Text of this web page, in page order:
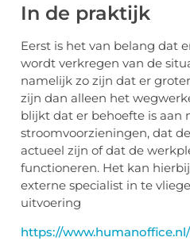
In de praktijk
Eerst is het van belang dat
wordt verkregen van de
namelijk zo zijn dat er
zijn dan alleen het
blijkt dat er behoefte is aan
stroomvoorzieningen, dat
actueel zijn of dat de
functioneren. Het kan
externe specialist in te
uitvoering
https://www.humanoffice.nl/